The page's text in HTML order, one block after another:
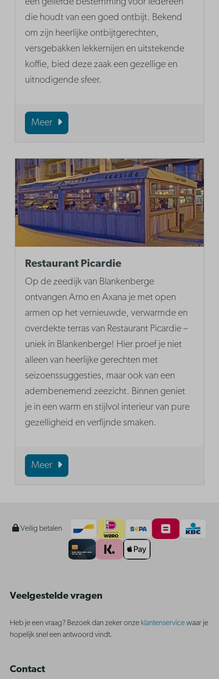
een geliefde bestemming voor iedereen
die houdt van een goed ontbijt. Bekend
om zijn heerlijke ontbijtgerechten,
versgebakken lekkernijen en uitstekende
koffie, bied deze zaak een gezellige en
uitnodigende sfeer.
Meer
Restaurant Picardie
Op de zeedijk van Blankenberge
ontvangen Arno en Axana je met open
armen op het vernieuwde, verwarmde en
overdekte terras van Restaurant Picardie –
uniek in Blankenberge! Hier proef je niet
alleen van heerlijke gerechten met
seizoenssuggesties, maar ook van een
adembenemend zeezicht. Binnen geniet
je in een warm en stijlvol interieur van pure
gezelligheid en verfijnde smaken.
Meer
Veilig betalen
Veelgestelde vragen
Heb je een vraag? Bezoek dan zeker onze klantenservicewaar je
hopelijk snel een antwoord vindt.
Contact